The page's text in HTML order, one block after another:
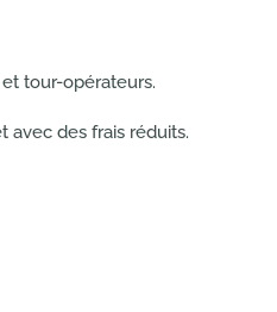
tour-opérateurs.
avec des frais réduits.